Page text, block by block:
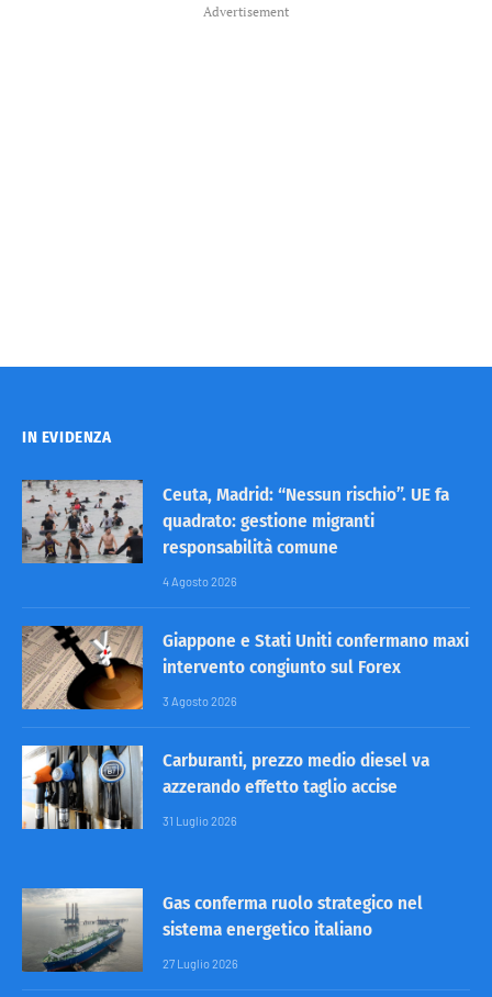
Advertisement
IN EVIDENZA
Ceuta, Madrid: “Nessun rischio”. UE fa
quadrato: gestione migranti
responsabilità comune
4 Agosto 2026
Giappone e Stati Uniti confermano maxi
intervento congiunto sul Forex
3 Agosto 2026
Carburanti, prezzo medio diesel va
azzerando effetto taglio accise
31 Luglio 2026
Gas conferma ruolo strategico nel
sistema energetico italiano
27 Luglio 2026